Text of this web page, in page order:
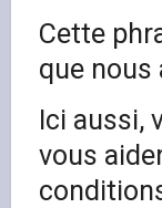
Cette
que nous
Ici aussi,
vous